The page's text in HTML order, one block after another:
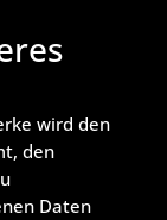
wird den
den
Daten